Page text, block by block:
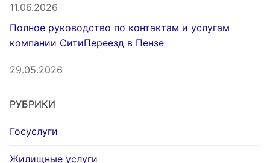
11.06.2026
Полное руководство по контактам и услугам
компании СитиПереезд в Пензе
29.05.2026
РУБРИКИ
Госуслуги
Жилищные услуги